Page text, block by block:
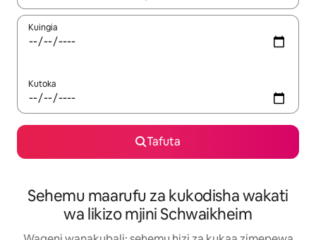
Kuingia
Kutoka
Tafuta
Sehemu maarufu za kukodisha wakati
wa likizo mjini Schwaikheim